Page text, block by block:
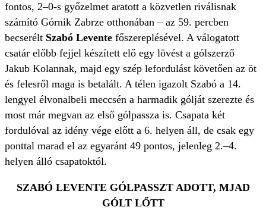
fontos, 2–0-s győzelmet aratott a közvetlen riválisnak
számító Górnik Zabrze otthonában – az 59. percben
becserélt Szabó Levente főszereplésével. A válogatott
csatár előbb fejjel készített elő egy lövést a gólszerző
Jakub Kolannak, majd egy szép lefordulást követően az öt
és felesről maga is betalált. A télen igazolt Szabó a 14.
lengyel élvonalbeli meccsén a harmadik gólját szerezte és
most már megvan az első gólpassza is. Csapata két
fordulóval az idény vége előtt a 6. helyen áll, de csak egy
ponttal marad el az egyaránt 49 pontos, jelenleg 2.–4.
helyen álló csapatoktól.
SZABÓ LEVENTE GÓLPASSZT ADOTT, MJAD
GÓLT LŐTT